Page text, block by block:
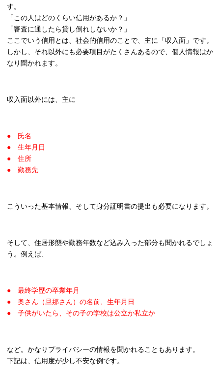
す。
「この人はどのくらい信用があるか？」
「審査に通したら貸し倒れしないか？」
ここでいう信用とは、社会的信用のことで、主に「収入面」です。
しかし、それ以外にも必要項目がたくさんあるので、個人情報はか
なり聞かれます。
収入面以外には、主に
● 氏名
● 生年月日
● 住所
● 勤務先
こういった基本情報、そして身分証明書の提出も必要になります。
そして、住居形態や勤務年数など込み入った部分も聞かれるでしょ
う。例えば、
● 最終学歴の卒業年月
● 奥さん（旦那さん）の名前、生年月日
● 子供がいたら、その子の学校は公立か私立か
など。かなりプライバシーの情報を聞かれることもあります。
下記は、信用度が少し不安な例です。